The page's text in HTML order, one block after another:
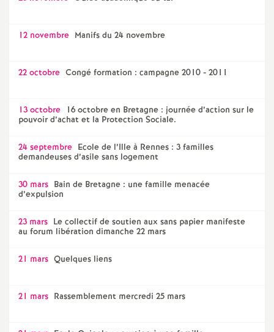
12 novembre Manifs du 24 novembre
22 octobre Congé formation : campagne 2010 - 2011
13 octobre 16 octobre en Bretagne : journée d’action sur le
pouvoir d’achat et la Protection Sociale.
24 septembre Ecole de l’Ille à Rennes : 3 familles
demandeuses d’asile sans logement
30 mars Bain de Bretagne : une famille menacée
d’expulsion
23 mars Le collectif de soutien aux sans papier manifeste
au forum libération dimanche 22 mars
21 mars Quelques liens
21 mars Rassemblement mercredi 25 mars